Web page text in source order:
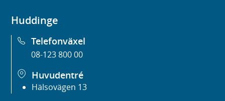
Huddinge
Telefonväxel
08-123 800 00
Huvudentré
Hälsovägen 13